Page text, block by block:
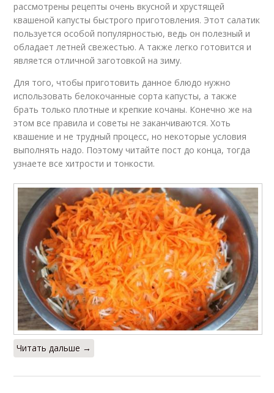
рассмотрены рецепты очень вкусной и хрустящей
квашеной капусты быстрого приготовления. Этот салатик
пользуется особой популярностью, ведь он полезный и
обладает летней свежестью. А также легко готовится и
является отличной заготовкой на зиму.
Для того, чтобы приготовить данное блюдо нужно
использовать белокочанные сорта капусты, а также
брать только плотные и крепкие кочаны. Конечно же на
этом все правила и советы не заканчиваются. Хоть
квашение и не трудный процесс, но некоторые условия
выполнять надо. Поэтому читайте пост до конца, тогда
узнаете все хитрости и тонкости.
Читать дальше →